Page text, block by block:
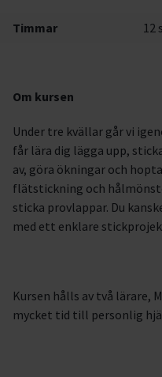
Timmar 12
Om kursen
Under tre kvällar går vi
får lära dig lägga upp,
av, göra ökningar och
flätstickning och
sticka provlappar. Du
med ett enklare
Kursen hålls av två lärare,
mycket tid till personlig